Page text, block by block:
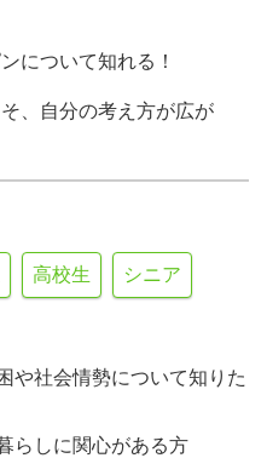
について知れる！
、自分の考え方が広が
高校生 シニア
や社会情勢について知りた
らしに関心がある方